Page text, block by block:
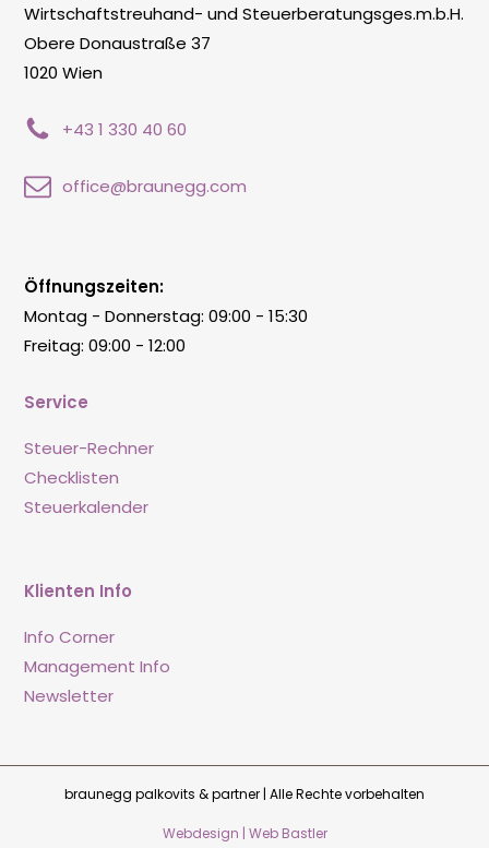
Wirtschaftstreuhand- und Steuerberatungsges.m.b.H.
Obere Donaustraße 37
1020 Wien
+43 1 330 40 60
office@braunegg.com
Service
Steuer-Rechner
Checklisten
Steuerkalender
Klienten Info
Info Corner
Management Info
Newsletter
Öffnungszeiten:
Montag - Donnerstag: 09:00 - 15:30
Freitag: 09:00 - 12:00
braunegg palkovits & partner | Alle Rechte vorbehalten
Webdesign | Web Bastler